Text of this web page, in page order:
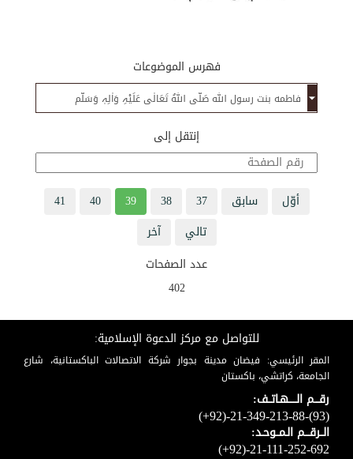
فهرس الموضوعات
إنتقل إلى
أوّل سابق 37
38
39
40
41
تالي
آخر
عدد الصفحات
402
للتواصل مع مركز الدعوة الإسلامية:
المقر الرئيسي: فيضان مدينة بجوار شركة الاتصالات الباكستانية، شارع
الجامعة، كراتشي، باكستان
رقـــم الـــــهـاتــف:
(+92)-21-349-213-88-(93)
الــرقـــم الـمــوحـد:
(+92)-21-111-252-692